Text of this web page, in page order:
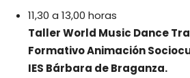
11,30 a 13,00 horas
Taller World Music Dance
Formativo Animación
IES Bárbara de Braganza.